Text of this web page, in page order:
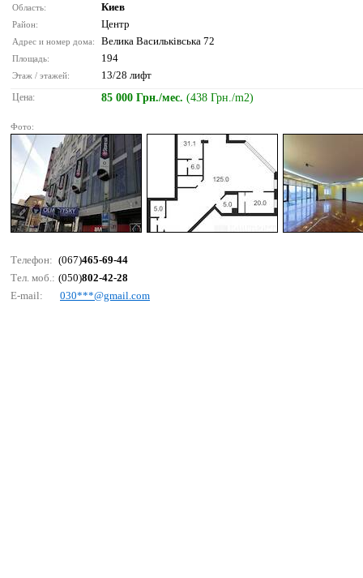
Область: Киев
Район: Центр
Адрес и номер дома: Велика Васильківська 72
Площадь: 194
Этаж / этажей: 13/28 лифт
Цена: 85 000 Грн./мес. (438 Грн./m2)
Фото:
Телефон: (067)465-69-44
Тел. моб.: (050)802-42-28
E-mail:
030***@gmаil.соm